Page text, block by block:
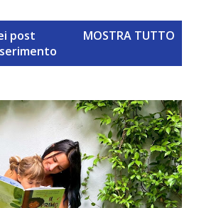
post
MOSTRA TUTTO